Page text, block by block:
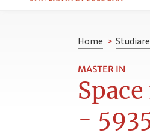
Home > Studiare
MASTER IN
-